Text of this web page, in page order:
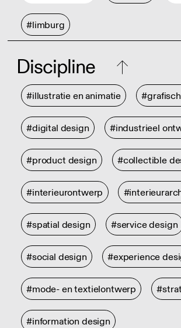
#limburg
Discipline
#illustratie en animatie
#digital design #industrieel
#product design #collectible
#interieurontwerp
#spatial design #service design
#social design #experience
#mode- en textielontwerp
#information design